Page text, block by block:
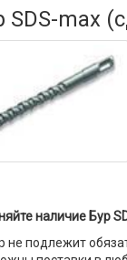
SDS-max
наличие Бур
не подлежит